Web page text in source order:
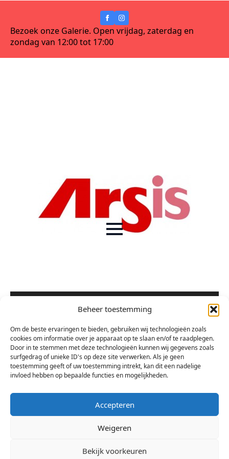
Beheer toestemming
Om de beste ervaringen te bieden, gebruiken wij technologieën zoals
cookies om informatie over je apparaat op te slaan en/of te raadplegen.
Door in te stemmen met deze technologieën kunnen wij gegevens zoals
surfgedrag of unieke ID's op deze site verwerken. Als je geen
toestemming geeft of uw toestemming intrekt, kan dit een nadelige
invloed hebben op bepaalde functies en mogelijkheden.
Accepteren
Weigeren
Bekijk voorkeuren
Bezoek onze Galerie. Open vrijdag, zaterdag en
zondag van 12:00 tot 17:00
Videospeler